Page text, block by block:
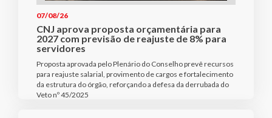
07/08/26
CNJ aprova proposta orçamentária para
2027 com previsão de reajuste de 8% para
servidores
Proposta aprovada pelo Plenário do Conselho prevê recursos
para reajuste salarial, provimento de cargos e fortalecimento
da estrutura do órgão, reforçando a defesa da derrubada do
Veto nº 45/2025